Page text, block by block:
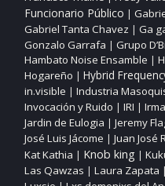
Funcionario Público |
Gabriel Tanta Chavez | Ga
Gonzalo Garrafa | Grupo
Hambato Noise Ensamble |
Hogareño | Hybrid
in.visible | Industria
Invocación y Ruido | IRI |
Jardin de Eulogia | Jeremy
José Luis Jácome | Juan José
Kat Kathia | Knob king |
Las Qawzas | Laura Zapata |